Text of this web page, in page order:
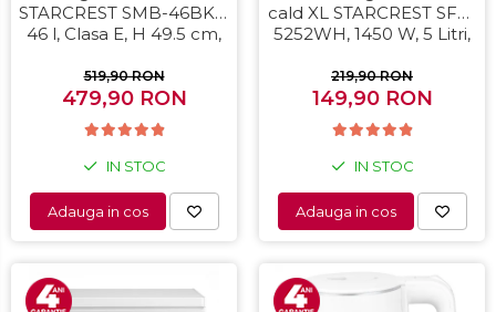
STARCREST SMB-46BKE,
46 l, Clasa E, H 49.5 cm,
519,90 RON
479,90 RON
IN STOC
Adauga in cos
cald XL STARCREST SFR-
5252WH, 1450 W, 5 Litri,
programe predefinite,
Alb
219,90 RON
149,90 RON
IN STOC
Adauga in cos